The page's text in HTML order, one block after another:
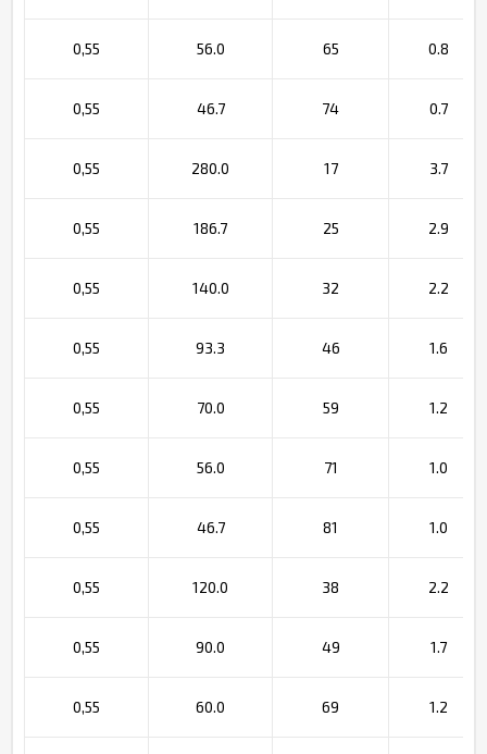
0,55 56.0 65 0.8
0,55 46.7 74 0.7
0,55 280.0 17 3.7
0,55 186.7 25 2.9
0,55 140.0 32 2.2
0,55 93.3 46 1.6
0,55 70.0 59 1.2
0,55 56.0 71 1.0
0,55 46.7 81 1.0
0,55 120.0 38 2.2
0,55 90.0 49 1.7
0,55 60.0 69 1.2